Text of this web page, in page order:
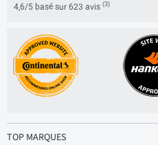
4,6/5 basé sur 623 avis (3)
TOP MARQUES